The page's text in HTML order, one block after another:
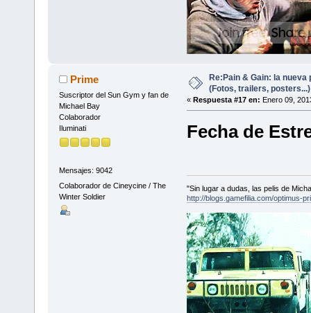
Prime
Suscriptor del Sun Gym y fan de
Michael Bay
Colaborador
Iluminati
Mensajes: 9042
Colaborador de Cineycine / The
Winter Soldier
Re:Pain & Gain: la nueva
(Fotos, trailers, posters...)
« Respuesta #17 en: Enero 09,
Fecha de
"Sin lugar a dudas, las pelis de
http://blogs.gamefilia.com/optimus-